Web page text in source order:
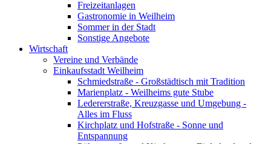
Freizeitanlagen
Gastronomie in Weilheim
Sommer in der Stadt
Sonstige Angebote
Wirtschaft
Vereine und Verbände
Einkaufsstadt Weilheim
Schmiedstraße - Großstädtisch mit Tradition
Marienplatz - Weilheims gute Stube
Ledererstraße, Kreuzgasse und Umgebung -
Alles im Fluss
Kirchplatz und Hofstraße - Sonne und
Entspannung